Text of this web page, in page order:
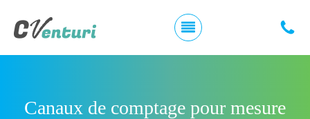
Canaux de comptage pour mesure